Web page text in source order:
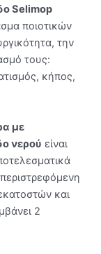
Selimop
ποιοτικών
την
τους:
κήπος,
με
νερού είναι
και
2